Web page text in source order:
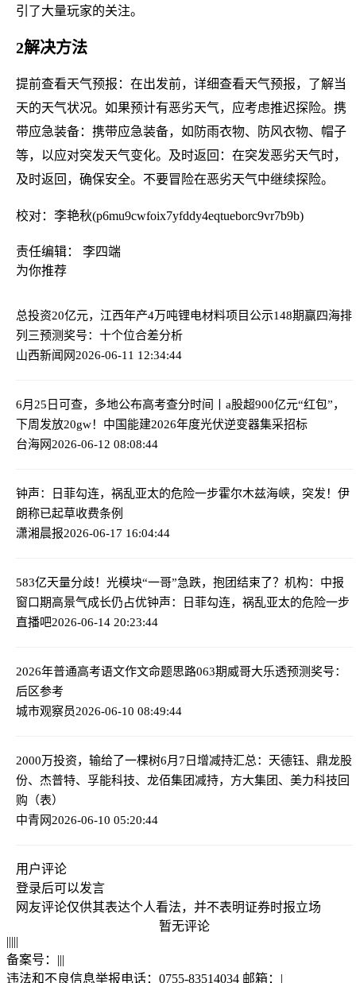
引了大量玩家的关注。
2解决方法
提前查看天气预报：在出发前，详细查看天气预报，了解当
天的天气状况。如果预计有恶劣天气，应考虑推迟探险。携
带应急装备：携带应急装备，如防雨衣物、防风衣物、帽子
等，以应对突发天气变化。及时返回：在突发恶劣天气时，
及时返回，确保安全。不要冒险在恶劣天气中继续探险。
校对：李艳秋(p6mu9cwfoix7yfddy4eqtueborc9vr7b9b)
责任编辑： 李四端
为你推荐
总投资20亿元，江西年产4万吨锂电材料项目公示148期赢四海排
列三预测奖号：十个位合差分析
山西新闻网2026-06-11 12:34:44
6月25日可查，多地公布高考查分时间丨a股超900亿元“红包”，
下周发放20gw！中国能建2026年度光伏逆变器集采招标
台海网2026-06-12 08:08:44
钟声：日菲勾连，祸乱亚太的危险一步霍尔木兹海峡，突发！伊
朗称已起草收费条例
潇湘晨报2026-06-17 16:04:44
583亿天量分歧！光模块“一哥”急跌，抱团结束了？机构：中报
窗口期高景气成长仍占优钟声：日菲勾连，祸乱亚太的危险一步
直播吧2026-06-14 20:23:44
2026年普通高考语文作文命题思路063期威哥大乐透预测奖号：
后区参考
城市观察员2026-06-10 08:49:44
2000万投资，输给了一棵树6月7日增减持汇总：天德钰、鼎龙股
份、杰普特、孚能科技、龙佰集团减持，方大集团、美力科技回
购（表）
中青网2026-06-10 05:20:44
用户评论
登录后可以发言
网友评论仅供其表达个人看法，并不表明证券时报立场
暂无评论
|||||
备案号： |||
违法和不良信息举报电话：0755-83514034 邮箱： |